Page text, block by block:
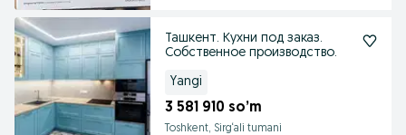
Ташкент. Кухни под заказ.
Собственное производство.
Yangi
3 581 910 so’m
Toshkent, Sirg‘ali tumani